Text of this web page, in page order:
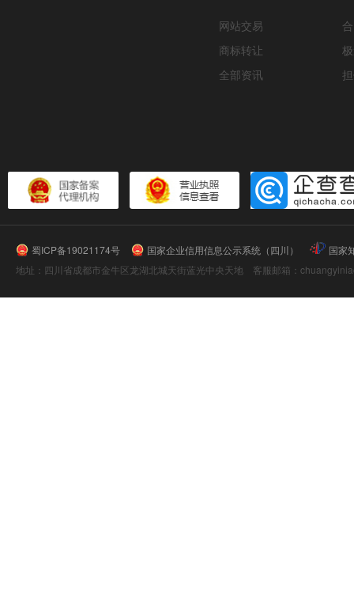
网站交易
商标转让
全部资讯
蜀ICP备19021174号 国家企业信用信息公示系统（四川）
国家
地址：四川省成都市金牛区龙湖北城天街蓝光中央天地 客服邮箱：